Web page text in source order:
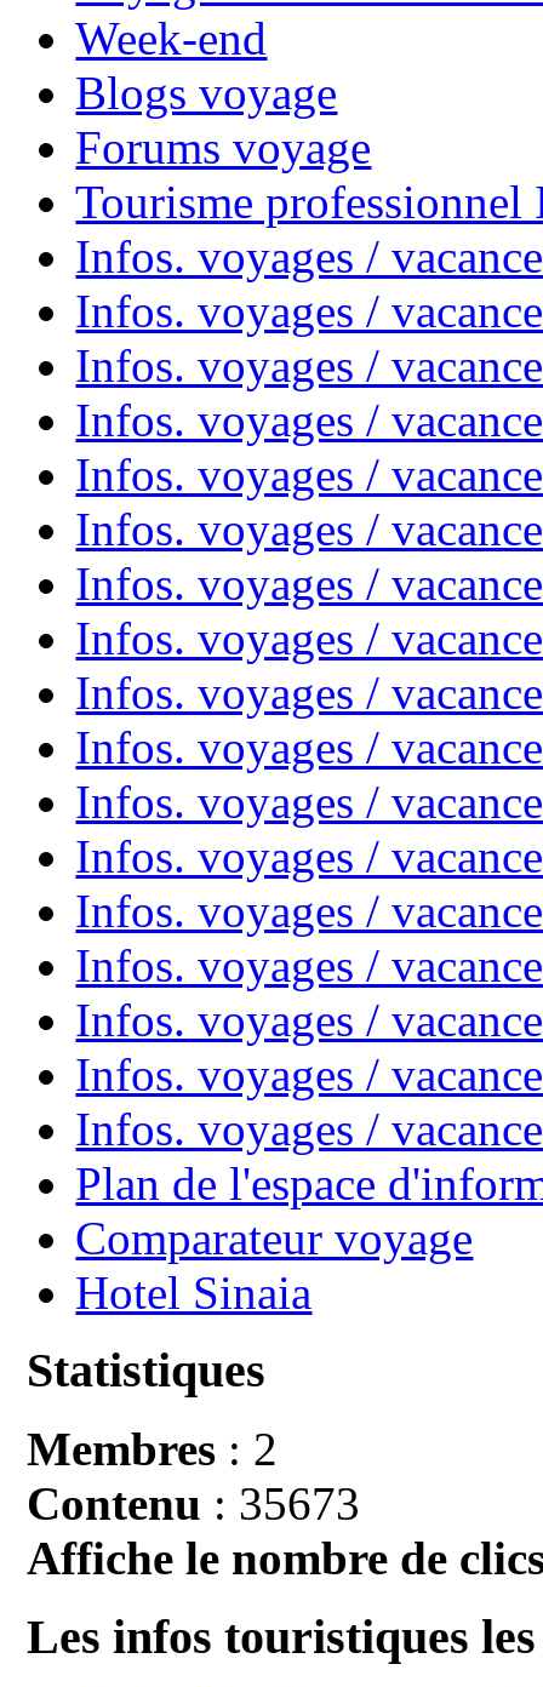
Week-end
Blogs voyage
Forums voyage
Tourisme
Infos. voyages /
Infos. voyages /
Infos. voyages /
Infos. voyages /
Infos. voyages /
Infos. voyages /
Infos. voyages /
Infos. voyages /
Infos. voyages /
Infos. voyages /
Infos. voyages /
Infos. voyages /
Infos. voyages /
Infos. voyages /
Infos. voyages /
Infos. voyages /
Infos. voyages /
Plan de l'espace
Comparateur voyage
Hotel Sinaia
Statistiques
Membres : 2
Contenu : 35673
Affiche le nombre de
Les infos touristiques